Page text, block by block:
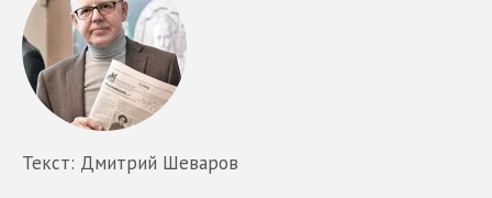
Текст: Дмитрий Шеваров